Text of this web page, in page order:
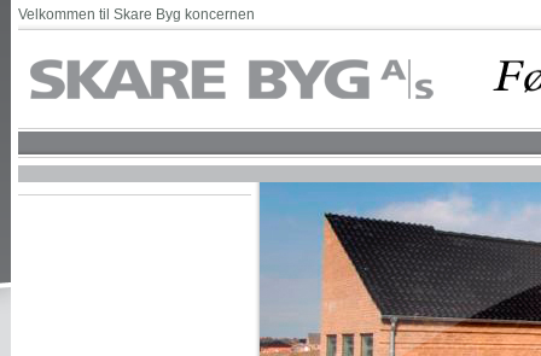
Velkommen til Skare Byg koncernen